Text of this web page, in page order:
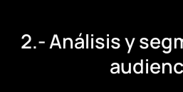
2.- Análisis y